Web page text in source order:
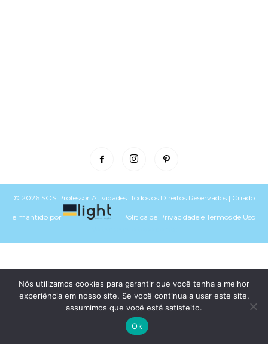
© 2026 SOS Professor Atividades. Todos os Direitos Reservados | Criado
e mantido por Política de Privacidade e Termos de Uso
Nós utilizamos cookies para garantir que você tenha a melhor
experiência em nosso site. Se você continua a usar este site,
assumimos que você está satisfeito.
Ok